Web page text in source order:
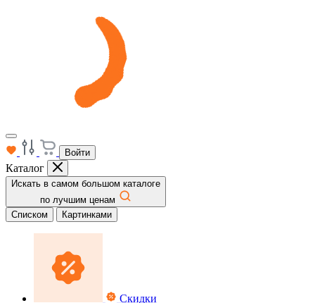
Войти
Каталог
Искать в самом большом каталоге
по лучшим ценам
Списком
Картинками
Скидки